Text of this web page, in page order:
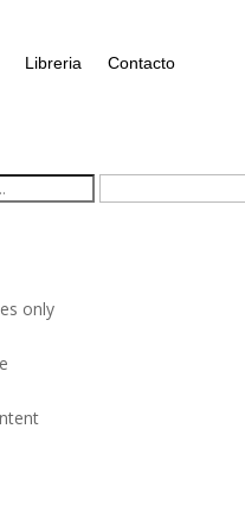
Libreria Contacto
only